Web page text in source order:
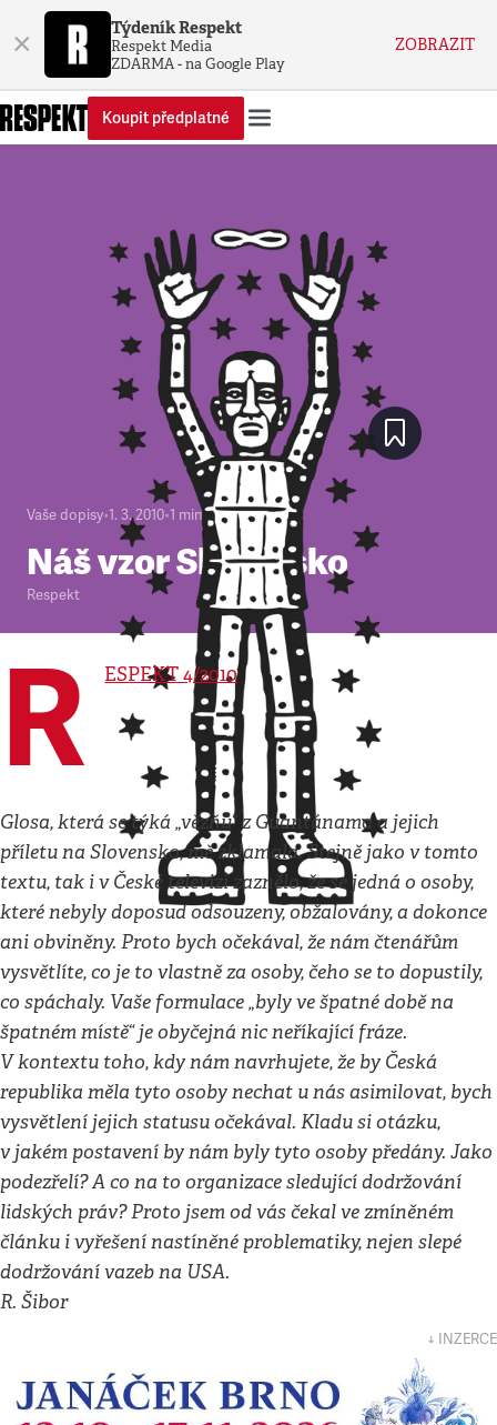
× Týdeník Respekt
Respekt Media
ZDARMA - na Google Play
ZOBRAZIT
Koupit předplatné
Vaše dopisy•1. 3. 2010•1 minuta
Náš vzor Slovensko
Respekt
R ESPEKT 4/2010
Glosa, která se týká „vězňů“ z Guantánama a jejich
příletu na Slovensko, mě zklamala. Stejně jako v tomto
textu, tak i v České televizi zaznělo, že se jedná o osoby,
které nebyly doposud odsouzeny, obžalovány, a dokonce
ani obviněny. Proto bych očekával, že nám čtenářům
vysvětlíte, co je to vlastně za osoby, čeho se to dopustily,
co spáchaly. Vaše formulace „byly ve špatné době na
špatném místě“ je obyčejná nic neříkající fráze.
V kontextu toho, kdy nám navrhujete, že by Česká
republika měla tyto osoby nechat u nás asimilovat, bych
vysvětlení jejich statusu očekával. Kladu si otázku,
v jakém postavení by nám byly tyto osoby předány. Jako
podezřelí? A co na to organizace sledující dodržování
lidských práv? Proto jsem od vás čekal ve zmíněném
článku i vyřešení nastíněné problematiky, nejen slepé
dodržování vazeb na USA.
R. Šibor
↓ INZERCE